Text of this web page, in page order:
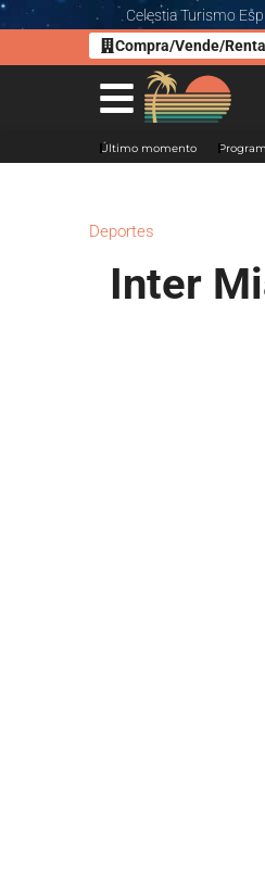
Celestia Turismo
Compra/Vende/
Último momento
Deportes
Inter